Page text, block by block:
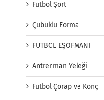
Futbol Şort
Çubuklu Forma
FUTBOL EŞOFMANI
Antrenman Yeleği
Futbol Çorap ve Konç